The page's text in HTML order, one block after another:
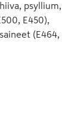
psyllium,
E450),
(E464,